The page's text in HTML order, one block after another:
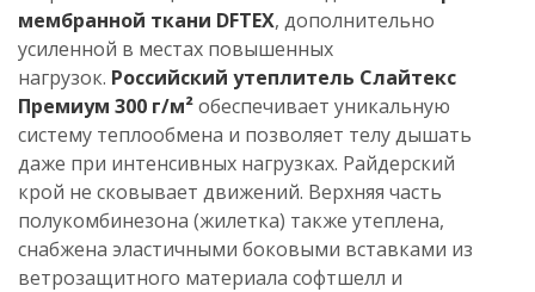
мембранной ткани DFTEX, дополнительно
усиленной в местах повышенных
нагрузок. Российский утеплитель Слайтекс
Премиум 300 г/м²обеспечивает уникальную
систему теплообмена и позволяет телу дышать
даже при интенсивных нагрузках. Райдерский
крой не сковывает движений. Верхняя часть
полукомбинезона (жилетка) также утеплена,
снабжена эластичными боковыми вставками из
ветрозащитного материала софтшелл и